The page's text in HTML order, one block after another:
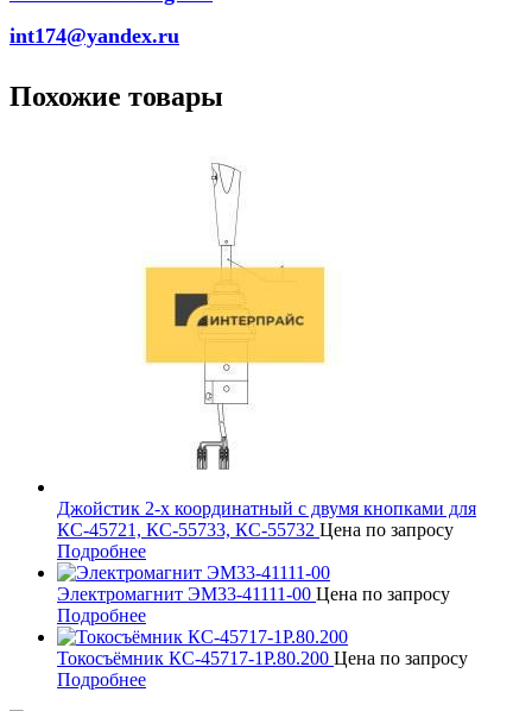
int174@yandex.ru
Похожие товары
Джойстик 2-х координатный с двумя кнопками для
КС-45721, КС-55733, КС-55732 Цена по запросу
Подробнее
Электромагнит ЭМ33-41111-00 Цена по запросу
Подробнее
Токосъёмник КС-45717-1Р.80.200 Цена по запросу
Подробнее